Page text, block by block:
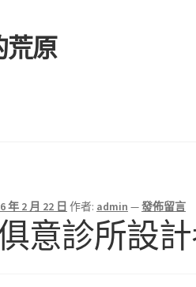
荒原
年 2 月 22 日 作者: admin —發佈留言
俱意診所設